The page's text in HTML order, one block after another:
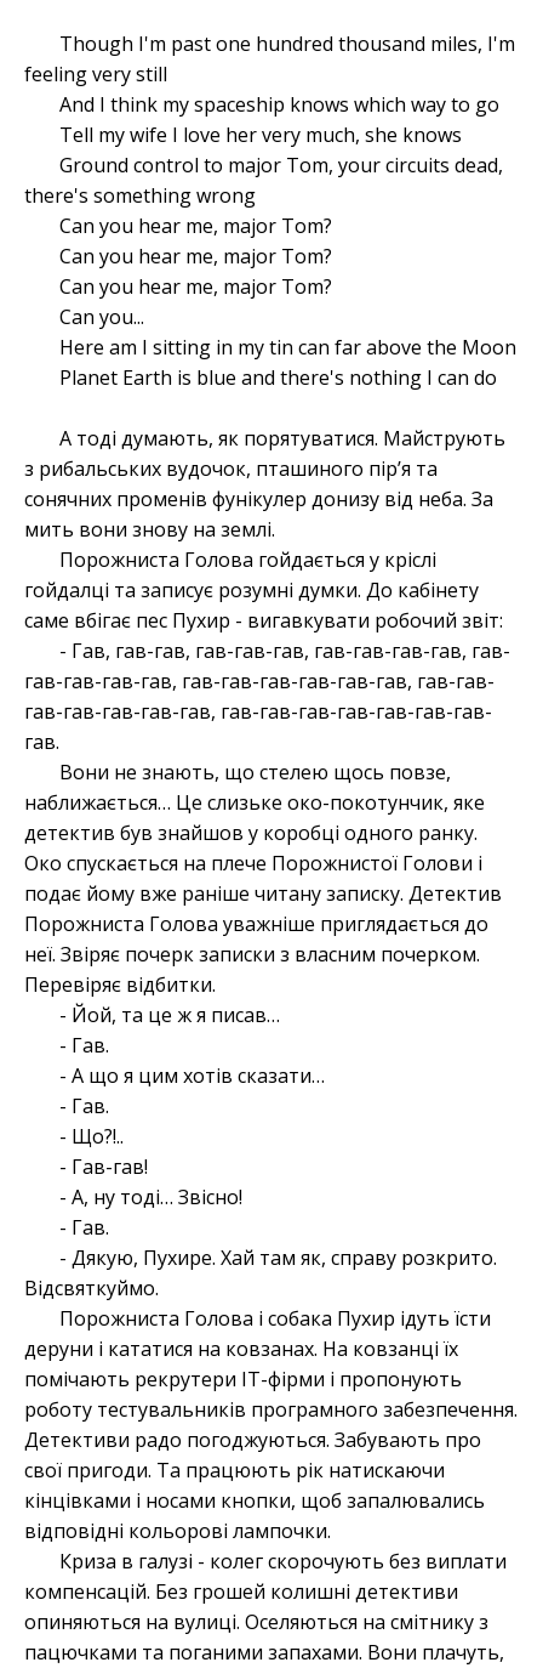
Though I'm past one hundred thousand miles, I'm
feeling very still
And I think my spaceship knows which way to go
Tell my wife I love her very much, she knows
Ground control to major Tom, your circuits dead,
there's something wrong
Can you hear me, major Tom?
Can you hear me, major Tom?
Can you hear me, major Tom?
Can you...
Here am I sitting in my tin can far above the Moon
Planet Earth is blue and there's nothing I can do
А тоді думають, як порятуватися. Майструють
з рибальських вудочок, пташиного пір’я та
сонячних променів фунікулер донизу від неба. За
мить вони знову на землі.
Порожниста Голова гойдається у кріслі
гойдалці та записує розумні думки. До кабінету
саме вбігає пес Пухир - вигавкувати робочий звіт:
- Гав, гав-гав, гав-гав-гав, гав-гав-гав-гав, гав-
гав-гав-гав-гав, гав-гав-гав-гав-гав-гав, гав-гав-
гав-гав-гав-гав-гав, гав-гав-гав-гав-гав-гав-гав-
гав.
Вони не знають, що стелею щось повзе,
наближається… Це слизьке око-покотунчик, яке
детектив був знайшов у коробці одного ранку.
Око спускається на плече Порожнистої Голови і
подає йому вже раніше читану записку. Детектив
Порожниста Голова уважніше приглядається до
неї. Звіряє почерк записки з власним почерком.
Перевіряє відбитки.
- Йой, та це ж я писав…
- Гав.
- А що я цим хотів сказати…
- Гав.
- Що?!..
- Гав-гав!
- А, ну тоді… Звісно!
- Гав.
- Дякую, Пухире. Хай там як, справу розкрито.
Відсвяткуймо.
Порожниста Голова і собака Пухир ідуть їсти
деруни і кататися на ковзанах. На ковзанці їх
помічають рекрутери IT-фірми і пропонують
роботу тестувальників програмного забезпечення.
Детективи радо погоджуються. Забувають про
свої пригоди. Та працюють рік натискаючи
кінцівками і носами кнопки, щоб запалювались
відповідні кольорові лампочки.
Криза в галузі - колег скорочують без виплати
компенсацій. Без грошей колишні детективи
опиняються на вулиці. Оселяються на смітнику з
пацючками та поганими запахами. Вони плачуть,